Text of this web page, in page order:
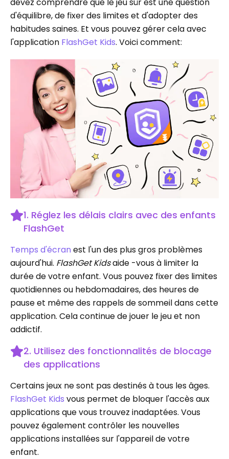
d'équilibre, de fixer des limites et d'adopter des
habitudes saines. Et vous pouvez gérer cela avec
l'application FlashGet Kids. Voici comment:
1. Réglez les délais clairs avec des enfants
FlashGet
Temps d'écran est l'un des plus gros problèmes
aujourd'hui. FlashGet Kidsaide -vous à limiter la
durée de votre enfant. Vous pouvez fixer des limites
quotidiennes ou hebdomadaires, des heures de
pause et même des rappels de sommeil dans cette
application. Cela continue de jouer le jeu et non
addictif.
2. Utilisez des fonctionnalités de blocage
des applications
Certains jeux ne sont pas destinés à tous les âges.
FlashGet Kids vous permet de bloquer l'accès aux
applications que vous trouvez inadaptées. Vous
pouvez également contrôler les nouvelles
applications installées sur l'appareil de votre
enfant.